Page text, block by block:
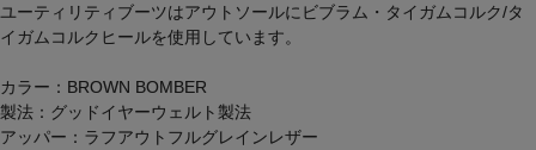
ユーティリティブーツはアウトソールにビブラム・タイガムコルク/タ
イガムコルクヒールを使用しています。
カラー：BROWN BOMBER
製法：グッドイヤーウェルト製法
アッパー：ラフアウトフルグレインレザー